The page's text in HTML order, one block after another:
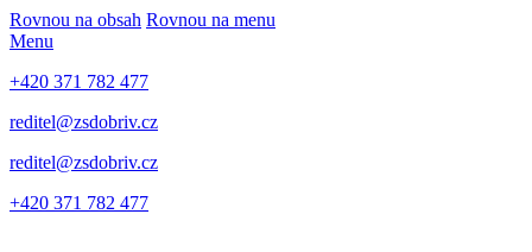
Rovnou na obsah Rovnou na menu
Menu
+420 371 782 477
reditel@zsdobriv.cz
reditel@zsdobriv.cz
+420 371 782 477